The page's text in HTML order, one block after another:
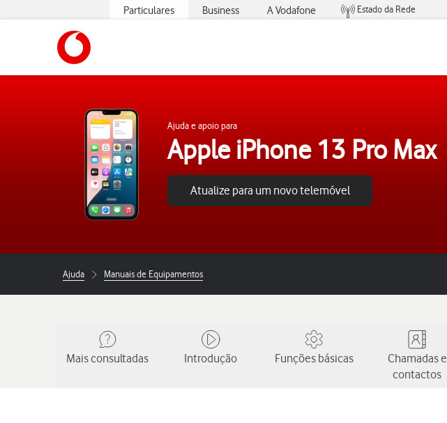
Particulares Business A Vodafone
Estado da Rede
Ajuda e apoio para
Apple iPhone 13 Pro Max
Atualize para um novo telemóvel
Ajuda Manuais de Equipamentos
Mais consultadas Introdução Funções básicas
Chamadas e
contactos